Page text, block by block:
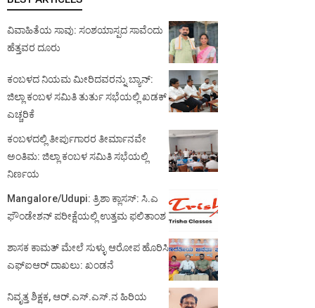
ವಿವಾಹಿತೆಯ ಸಾವು: ಸಂಶಯಾಸ್ಪದ ಸಾವೆಂದು
ಹೆತ್ತವರ ದೂರು
ಕಂಬಳದ ನಿಯಮ ಮೀರಿದವರನ್ನು ಬ್ಯಾನ್:
ಜಿಲ್ಲಾ ಕಂಬಳ ಸಮಿತಿ ತುರ್ತು ಸಭೆಯಲ್ಲಿ ಖಡಕ್
ಎಚ್ಚರಿಕೆ
ಕಂಬಳದಲ್ಲಿ ತೀರ್ಪುಗಾರರ ತೀರ್ಮಾನವೇ
ಅಂತಿಮ: ಜಿಲ್ಲಾ ಕಂಬಳ ಸಮಿತಿ ಸಭೆಯಲ್ಲಿ
ನಿರ್ಣಯ
Mangalore/Udupi: ತ್ರಿಶಾ ಕ್ಲಾಸಸ್: ಸಿ.ಎ
ಫೌಂಡೇಶನ್ ಪರೀಕ್ಷೆಯಲ್ಲಿ ಉತ್ತಮ ಫಲಿತಾಂಶ
ಶಾಸಕ ಕಾಮತ್ ಮೇಲೆ ಸುಳ್ಳು ಆರೋಪ ಹೊರಿಸಿ
ಎಫ್‌ಐಆರ್ ದಾಖಲು: ಖಂಡನೆ
ನಿವೃತ್ತ ಶಿಕ್ಷಕ, ಆರ್.ಎಸ್.ಎಸ್.ನ ಹಿರಿಯ